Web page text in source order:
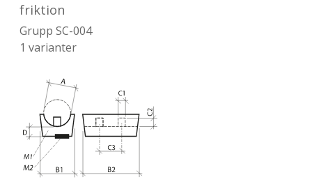
friktion
Grupp SC-004
1 varianter